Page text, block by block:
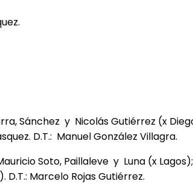
Sánchez y Nicolás Gutiérrez (x
D.T.: Manuel González Villagra.
Soto, Paillaleve y Luna (x
Marcelo Rojas Gutiérrez.